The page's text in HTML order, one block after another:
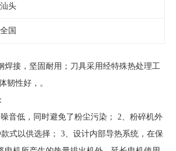
汕头
全国
焊接，坚固耐用；刀具采用经特殊热处理工
韧性好，。
音低，同时避免了粉尘污染； 2、粉碎机外
式以供选择； 3、设计内部导热系统，在保